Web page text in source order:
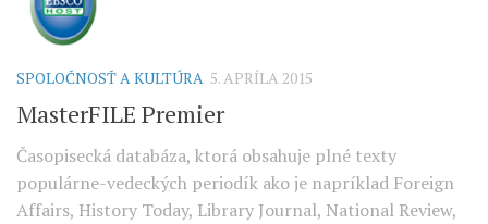
SPOLOČNOSŤ A KULTÚRA 5. APRÍLA 2015
MasterFILE Premier
Časopisecká databáza, ktorá obsahuje plné texty
populárne-vedeckých periodík ako je napríklad Foreign
Affairs, History Today, Library Journal, National Review,